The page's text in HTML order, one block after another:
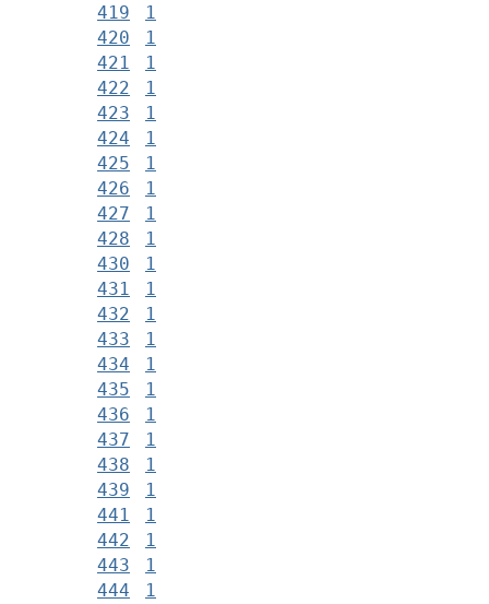
419
1
420
1
421
1
422
1
423
1
424
1
425
1
426
1
427
1
428
1
430
1
431
1
432
1
433
1
434
1
435
1
436
1
437
1
438
1
439
1
441
1
442
1
443
1
444
1